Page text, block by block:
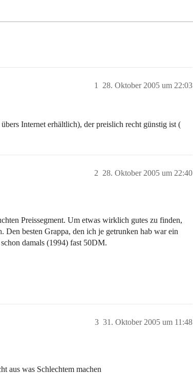
28. Oktober 2005 um 22:03
1
Internet erhältlich), der preislich recht günstig ist (
28. Oktober 2005 um 22:40
2
Preissegment. Um etwas wirklich gutes zu finden,
Den besten Grappa, den ich je getrunken hab war ein
damals (1994) fast 50DM.
31. Oktober 2005 um 11:48
3
aus was Schlechtem machen